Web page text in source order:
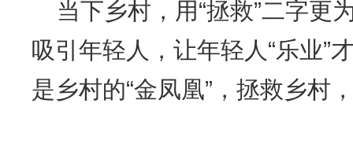
当下乡村，用“拯救”二字更
吸引年轻人，让年轻人“乐业”
是乡村的“金凤凰”，拯救乡村